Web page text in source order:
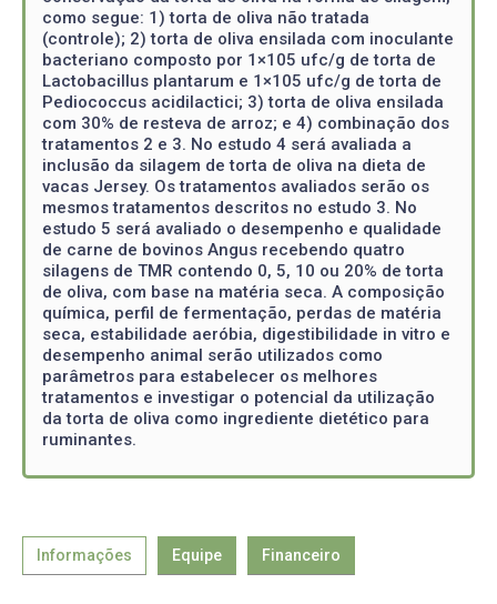
como segue: 1) torta de oliva não tratada
(controle); 2) torta de oliva ensilada com inoculante
bacteriano composto por 1×105 ufc/g de torta de
Lactobacillus plantarum e 1×105 ufc/g de torta de
Pediococcus acidilactici; 3) torta de oliva ensilada
com 30% de resteva de arroz; e 4) combinação dos
tratamentos 2 e 3. No estudo 4 será avaliada a
inclusão da silagem de torta de oliva na dieta de
vacas Jersey. Os tratamentos avaliados serão os
mesmos tratamentos descritos no estudo 3. No
estudo 5 será avaliado o desempenho e qualidade
de carne de bovinos Angus recebendo quatro
silagens de TMR contendo 0, 5, 10 ou 20% de torta
de oliva, com base na matéria seca. A composição
química, perfil de fermentação, perdas de matéria
seca, estabilidade aeróbia, digestibilidade in vitro e
desempenho animal serão utilizados como
parâmetros para estabelecer os melhores
tratamentos e investigar o potencial da utilização
da torta de oliva como ingrediente dietético para
ruminantes.
Informações Equipe Financeiro